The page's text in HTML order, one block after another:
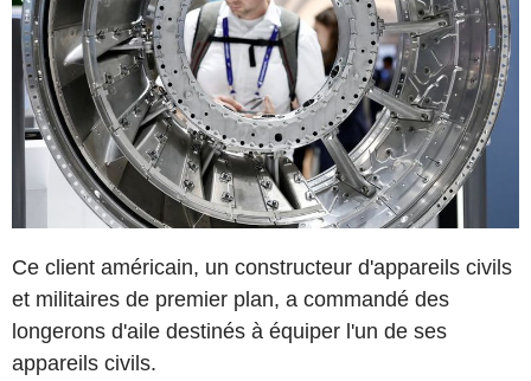
Ce client américain, un constructeur d'appareils civils
et militaires de premier plan, a commandé des
longerons d'aile destinés à équiper l'un de ses
appareils civils.